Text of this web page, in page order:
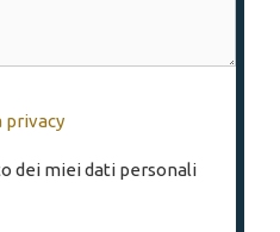
privacy
dei miei dati personali